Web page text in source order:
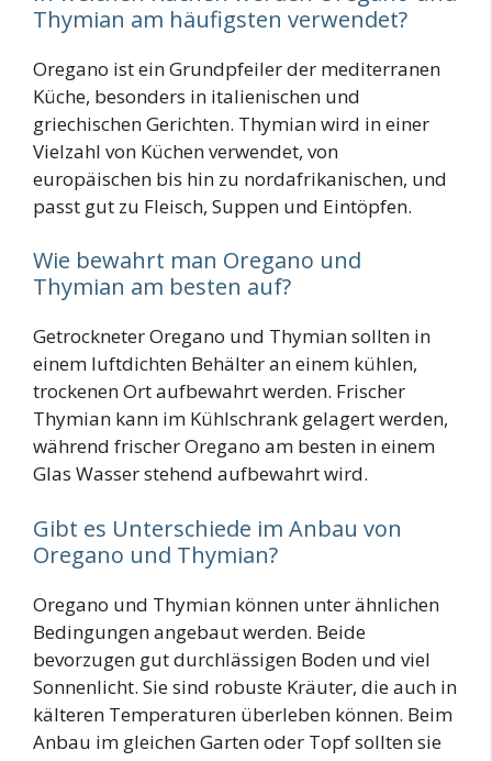
Thymian am häufigsten verwendet?
Oregano ist ein Grundpfeiler der mediterranen
Küche, besonders in italienischen und
griechischen Gerichten. Thymian wird in einer
Vielzahl von Küchen verwendet, von
europäischen bis hin zu nordafrikanischen, und
passt gut zu Fleisch, Suppen und Eintöpfen.
Wie bewahrt man Oregano und
Thymian am besten auf?
Getrockneter Oregano und Thymian sollten in
einem luftdichten Behälter an einem kühlen,
trockenen Ort aufbewahrt werden. Frischer
Thymian kann im Kühlschrank gelagert werden,
während frischer Oregano am besten in einem
Glas Wasser stehend aufbewahrt wird.
Gibt es Unterschiede im Anbau von
Oregano und Thymian?
Oregano und Thymian können unter ähnlichen
Bedingungen angebaut werden. Beide
bevorzugen gut durchlässigen Boden und viel
Sonnenlicht. Sie sind robuste Kräuter, die auch in
kälteren Temperaturen überleben können. Beim
Anbau im gleichen Garten oder Topf sollten sie